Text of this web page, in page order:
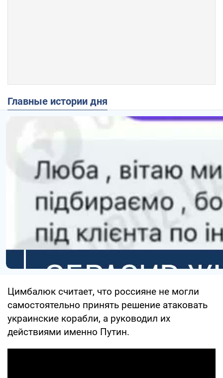
Главные истории дня
Цимбалюк считает, что россияне не могли
самостоятельно принять решение атаковать
украинские корабли, а руководил их
действиями именно Путин.